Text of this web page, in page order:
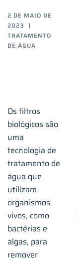
2 DE MAIO DE
2023
TRATAMENTO
DE ÁGUA
Os filtros
biológicos são
uma
tecnologia de
tratamento de
água que
utilizam
organismos
vivos, como
bactérias e
algas, para
remover